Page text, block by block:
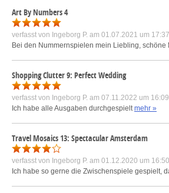
Art By Numbers 4
verfasst von Ingeborg P. am 01.07.2021 um 17:37
Bei den Nummernspielen mein Liebling,
Shopping Clutter 9: Perfect Wedding
verfasst von Ingeborg P. am 07.11.2022 um 16:09
Ich habe alle Ausgaben durchgespieltmehr »
Travel Mosaics 13: Spectacular Amsterdam
verfasst von Ingeborg P. am 01.12.2020 um 16:50
Ich habe so gerne die Zwischenspiele gespielt,